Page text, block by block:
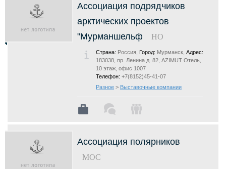
Ассоциация подрядчиков
арктических проектов
"Мурманшельф
НО
Страна: Россия, Город: Мурманск, Адрес:
183038, пр. Ленина д. 82, AZIMUT Отель,
10 этаж, офис 1007
Телефон: +7(8152)45-41-07
Разное > Выставочные компании
Ассоциация полярников
МОС